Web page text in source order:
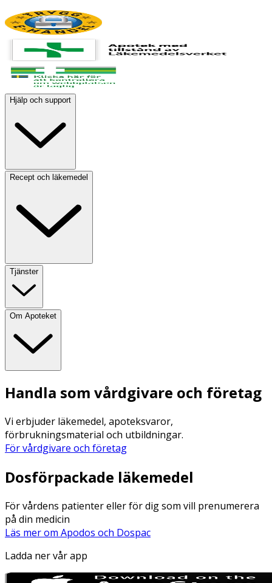
Hjälp och support
Recept och läkemedel
Tjänster
Om Apoteket
Handla som vårdgivare och företag
Vi erbjuder läkemedel, apoteksvaror,
förbrukningsmaterial och utbildningar.
För vårdgivare och företag
Dosförpackade läkemedel
För vårdens patienter eller för dig som vill prenumerera
på din medicin
Läs mer om Apodos och Dospac
Ladda ner vår app